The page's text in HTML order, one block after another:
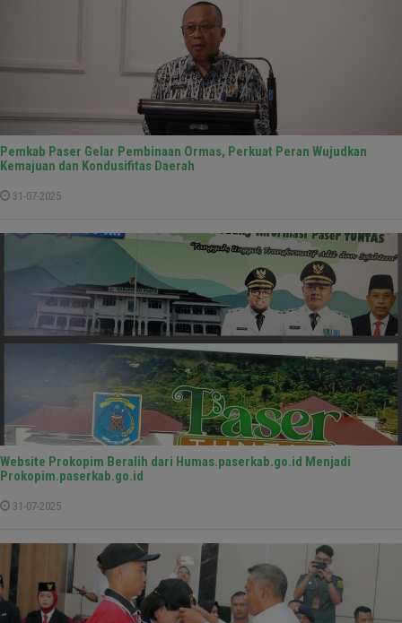
Pemkab Paser Gelar Pembinaan Ormas, Perkuat Peran Wujudkan
Kemajuan dan Kondusifitas Daerah
31-07-2025
Website Prokopim Beralih dari Humas.paserkab.go.id Menjadi
Prokopim.paserkab.go.id
31-07-2025